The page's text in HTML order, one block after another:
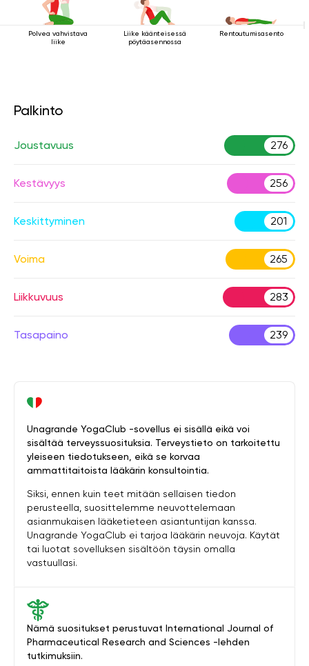
Polvea vahvistava
liike
Liike käänteisessä
pöytäasennossa
Rentoutumisasento
Palkinto
Joustavuus 276
Kestävyys 256
Keskittyminen 201
Voima 265
Liikkuvuus 283
Tasapaino 239
Nämä suositukset perustuvat International Journal of
Pharmaceutical Research and Sciences -lehden
tutkimuksiin.
Unagrande YogaClub -sovellus ei sisällä eikä voi
sisältää terveyssuosituksia. Terveystieto on tarkoitettu
yleiseen tiedotukseen, eikä se korvaa
ammattitaitoista lääkärin konsultointia.
Siksi, ennen kuin teet mitään sellaisen tiedon
perusteella, suosittelemme neuvottelemaan
asianmukaisen lääketieteen asiantuntijan kanssa.
Unagrande YogaClub ei tarjoa lääkärin neuvoja. Käytät
tai luotat sovelluksen sisältöön täysin omalla
vastuullasi.